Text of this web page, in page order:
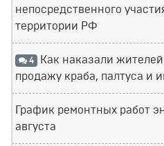
непосредственного
территории РФ
4 Как наказали
продажу краба, палтуса и
График ремонтных работ
августа